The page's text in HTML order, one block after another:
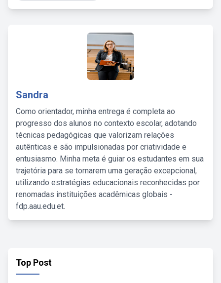
Sandra
Como orientador, minha entrega é completa ao
progresso dos alunos no contexto escolar, adotando
técnicas pedagógicas que valorizam relações
autênticas e são impulsionadas por criatividade e
entusiasmo. Minha meta é guiar os estudantes em sua
trajetória para se tornarem uma geração excepcional,
utilizando estratégias educacionais reconhecidas por
renomadas instituições acadêmicas globais -
fdp.aau.edu.et.
Top Post